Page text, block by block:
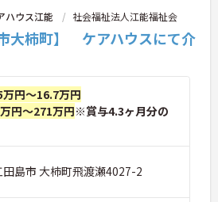
ハウス江能 社会福祉法人江能福祉会
大柿町】 ケアハウスにて介
万円～16.7万円
円～271万円※賞与4.3ヶ月分の
田島市 大柿町飛渡瀬4027-2